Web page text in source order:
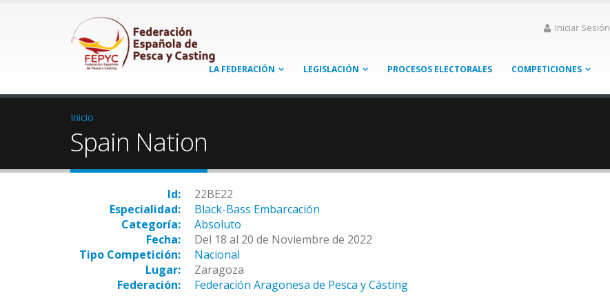
Iniciar Sesión
LA FEDERACIÓN LEGISLACIÓN PROCESOS ELECTORALES COMPETICIONES
Inicio
Spain Nation
Id:
22BE22
Especialidad:
Black-Bass Embarcación
Categoría:
Absoluto
Fecha:
Del 18 al 20 de Noviembre de 2022
Tipo Competición:
Nacional
Lugar:
Zaragoza
Federación:
Federación Aragonesa de Pesca y Cásting